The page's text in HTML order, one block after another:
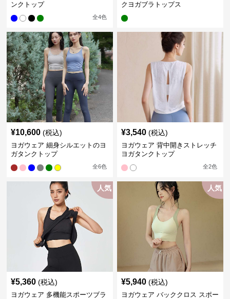
ンクトップ
全4色
クヨガブラトップス
¥10,600 (税込)
ヨガウェア 細身シルエットのヨ
ガタンクトップ
全6色
¥3,540 (税込)
ヨガウェア 背中開きストレッチ
ヨガタンクトップ
全2色
人気
¥5,360 (税込)
ヨガウェア 多機能スポーツブラ
人気
¥5,940 (税込)
ヨガウェア バッククロス スポー